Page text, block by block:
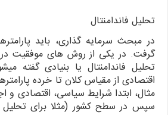
تحلیل فاندامنتال
در مبحث سرمایه گذاری، باید
گرفت. در یکی از روش های موفقیت در
تحلیل فاندامنتال یا بنیادی گفته
اقتصادی از مقیاس کلان تا خرده
مثال، ابتدا شرایط سیاسی، اقتصادی و
سپس در سطح کشور (مثلا برای تحلیل